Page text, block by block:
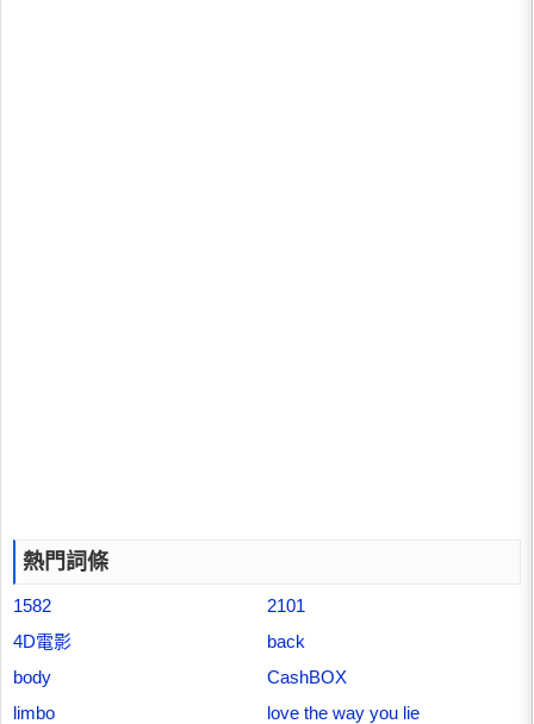
熱門詞條
1582
2101
4D電影
back
body
CashBOX
limbo
love the way you lie